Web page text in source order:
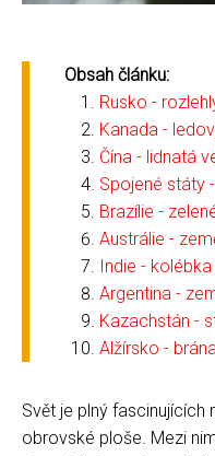
Obsah článku:
Rusko -
Kanada -
Čína - lidnatá
Spojené státy
Brazílie -
Austrálie -
Indie -
Argentina -
Kazachstán -
Alžírsko -
Svět je plný fascinujících
obrovské ploše. Mezi